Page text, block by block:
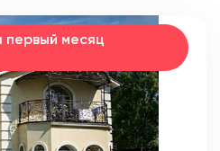
первый месяц